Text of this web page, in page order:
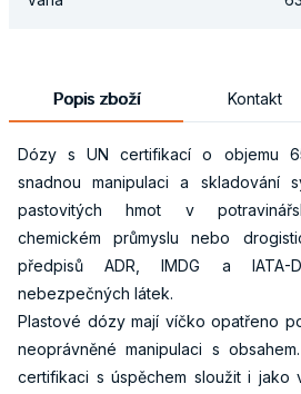
Popis zboží Kontakt
Dózy s UN certifikací o objemu
snadnou manipulaci a skladování
pastovitých hmot v
chemickém průmyslu nebo
předpisů ADR, IMDG a IATA-
nebezpečných látek.
Plastové dózy mají víčko opatřeno
neoprávněné manipulaci s
certifikaci s úspěchem sloužit i jako